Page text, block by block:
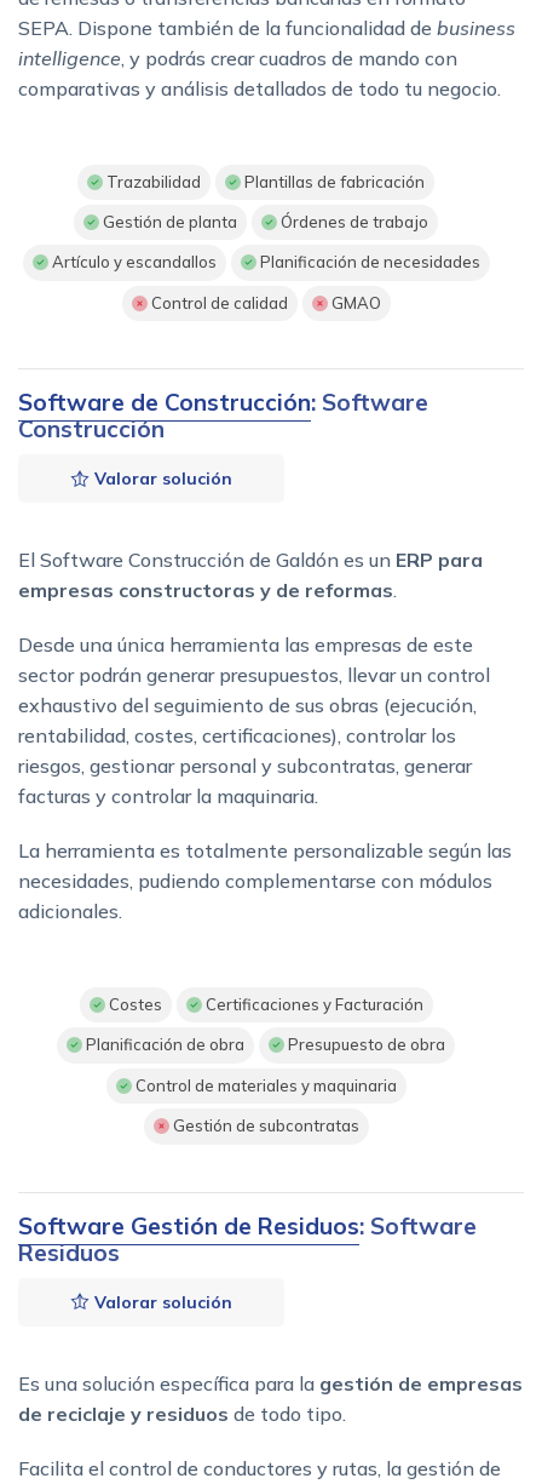
SEPA. Dispone también de la funcionalidad de business
intelligence , y podrás crear cuadros de mando con
comparativas y análisis detallados de todo tu negocio.
Trazabilidad Plantillas de fabricación
Gestión de planta Órdenes de trabajo
Artículo y escandallos Planificación de necesidades
Control de calidad GMAO
Software de Construcción: Software
Construcción
Valorar solución
El Software Construcción de Galdón es un ERP para
empresas constructoras y de reformas.
Desde una única herramienta las empresas de este
sector podrán generar presupuestos, llevar un control
exhaustivo del seguimiento de sus obras (ejecución,
rentabilidad, costes, certificaciones), controlar los
riesgos, gestionar personal y subcontratas, generar
facturas y controlar la maquinaria.
La herramienta es totalmente personalizable según las
necesidades, pudiendo complementarse con módulos
adicionales.
Costes Certificaciones y Facturación
Planificación de obra Presupuesto de obra
Control de materiales y maquinaria
Gestión de subcontratas
Software Gestión de Residuos: Software
Residuos
Valorar solución
Es una solución específica para la gestión de empresas
de reciclaje y residuos de todo tipo.
Facilita el control de conductores y rutas, la gestión de